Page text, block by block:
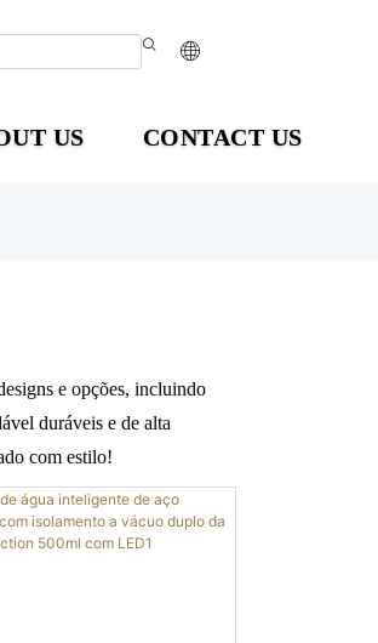
US CONTACT US
e opções, incluindo
duráveis ​​e de alta
com estilo!